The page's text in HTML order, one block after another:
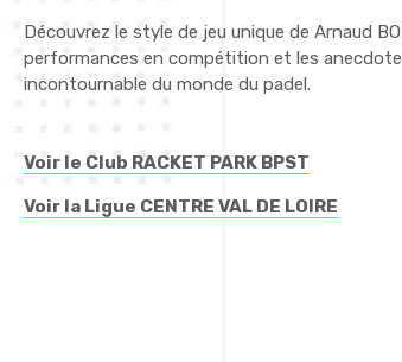
Découvrez le style de jeu unique de Arnaud
performances en compétition et les
incontournable du monde du padel.
Voir le Club RACKET PARK BPST
Voir la Ligue CENTRE VAL DE LOIRE